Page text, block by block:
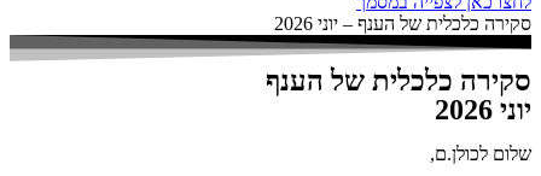
סקירה כלכלית של הענף – יוני 2026
סקירה כלכלית של הענף
יוני 2026
שלום לכולן.ם,